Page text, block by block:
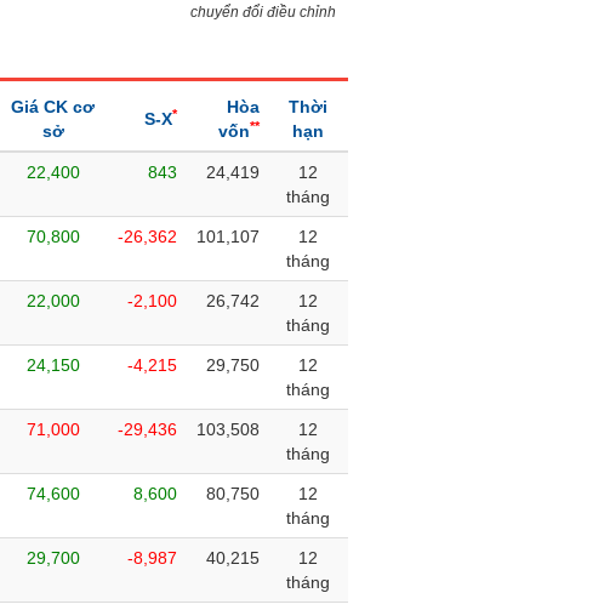
chuyển đổi điều chỉnh
Giá CK cơ
sở
S-X*
Hòa
vốn**
Thời
hạn
22,400 843 24,419
12
tháng
70,800 -26,362 101,107
12
tháng
22,000 -2,100 26,742
12
tháng
24,150 -4,215 29,750
12
tháng
71,000 -29,436 103,508
12
tháng
74,600 8,600 80,750
12
tháng
29,700 -8,987 40,215
12
tháng